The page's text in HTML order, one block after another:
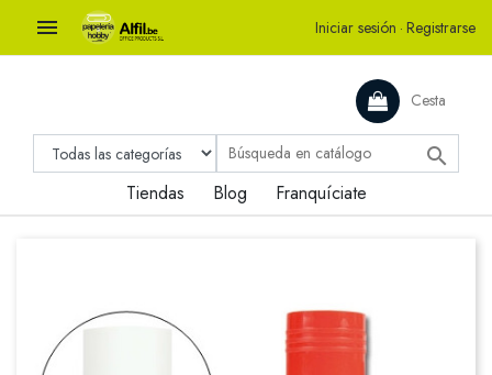
 Iniciar sesión · Registrarse
Cesta

Tiendas Blog Franquíciate